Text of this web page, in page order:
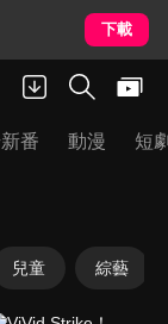
下載
番 動漫 短
兒童 綜藝